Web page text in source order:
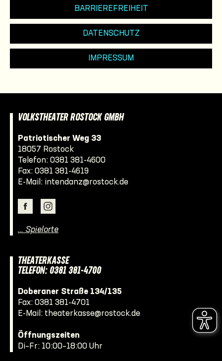
BARRIEREFREIHEIT
DATENSCHUTZ
IMPRESSUM
VOLKSTHEATER ROSTOCK GMBH
Patriotischer Weg 33
18057 Rostock
Telefon: 0381 381-4600
Fax: 0381 381-4619
E-Mail: intendanz@rostock.de
… Spielorte
THEATERKASSE
TELEFON: 0381 381-4700
Doberaner Straße 134/135
Fax: 0381 381-4701
E-Mail: theaterkasse@rostock.de
Öffnungszeiten
Di–Fr: 10:00–18:00 Uhr